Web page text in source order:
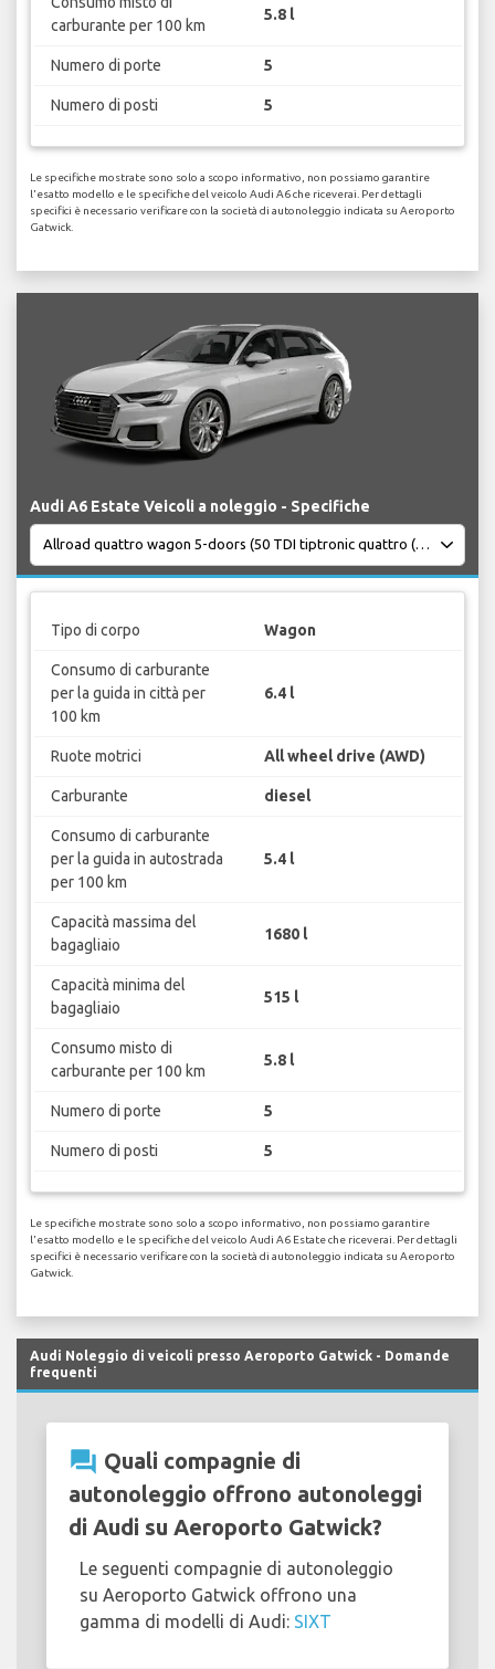
carburante per 100 km
5.8 l
Numero di porte 5
Numero di posti 5
Le specifiche mostrate sono solo a scopo informativo, non possiamo garantire
l'esatto modello e le specifiche del veicolo Audi A6 che riceverai. Per dettagli
specifici è necessario verificare con la società di autonoleggio indicata su Aeroporto
Gatwick.
Audi A6 Estate Veicoli a noleggio - Specifiche
Tipo di corpo Wagon
Consumo di carburante
per la guida in città per
100 km
6.4 l
Ruote motrici All wheel drive (AWD)
Carburante diesel
Consumo di carburante
per la guida in autostrada
per 100 km
5.4 l
Capacità massima del
bagagliaio
1680 l
Capacità minima del
bagagliaio
515 l
Consumo misto di
carburante per 100 km
5.8 l
Numero di porte 5
Numero di posti 5
Le specifiche mostrate sono solo a scopo informativo, non possiamo garantire
l'esatto modello e le specifiche del veicolo Audi A6 Estate che riceverai. Per dettagli
specifici è necessario verificare con la società di autonoleggio indicata su Aeroporto
Gatwick.
Audi Noleggio di veicoli presso Aeroporto Gatwick - Domande
frequenti
question_answer Quali compagnie di
autonoleggio offrono autonoleggi
di Audi su Aeroporto Gatwick?
Le seguenti compagnie di autonoleggio
su Aeroporto Gatwick offrono una
gamma di modelli di Audi: SIXT